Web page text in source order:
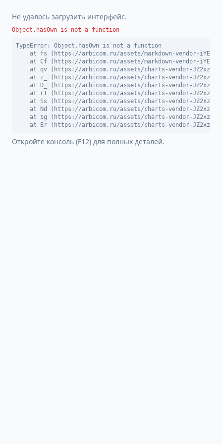
Не удалось загрузить интерфейс.
Object.hasOwn is not a function
TypeError: Object.hasOwn is not a function
at fs (https://arbicom.ru/assets/markdown-vendor-
at Cf (https://arbicom.ru/assets/markdown-vendor-
at qv (https://arbicom.ru/assets/charts-vendor-
at z_ (https://arbicom.ru/assets/charts-vendor-
at D_ (https://arbicom.ru/assets/charts-vendor-
at rT (https://arbicom.ru/assets/charts-vendor-
at Ss (https://arbicom.ru/assets/charts-vendor-
at Nd (https://arbicom.ru/assets/charts-vendor-
at $g (https://arbicom.ru/assets/charts-vendor-
at Er (https://arbicom.ru/assets/charts-vendor-
Откройте консоль (F12) для полных деталей.